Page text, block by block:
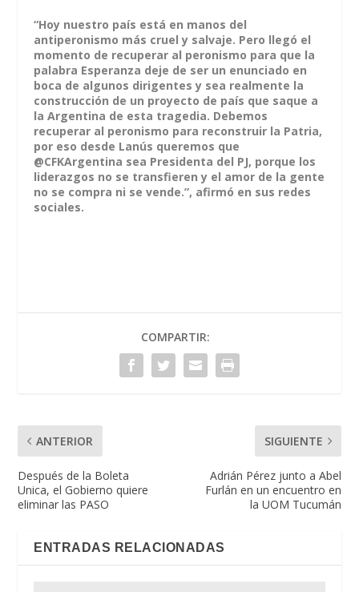
“Hoy nuestro país está en manos del
antiperonismo más cruel y salvaje. Pero llegó el
momento de recuperar al peronismo para que la
palabra Esperanza deje de ser un enunciado en
boca de algunos dirigentes y sea realmente la
construcción de un proyecto de país que saque a
la Argentina de esta tragedia. Debemos
recuperar al peronismo para reconstruir la Patria,
por eso desde Lanús queremos que
@CFKArgentina sea Presidenta del PJ, porque los
liderazgos no se transfieren y el amor de la gente
no se compra ni se vende.”, afirmó en sus redes
sociales.
COMPARTIR:
ANTERIOR
Después de la Boleta
Unica, el Gobierno quiere
eliminar las PASO
SIGUIENTE
Adrián Pérez junto a Abel
Furlán en un encuentro en
la UOM Tucumán
ENTRADAS RELACIONADAS